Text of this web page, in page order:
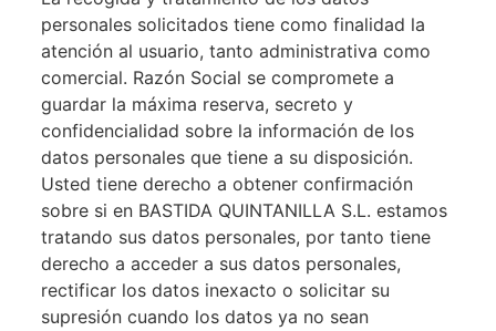
personales solicitados tiene como finalidad la
atención al usuario, tanto administrativa como
comercial. Razón Social se compromete a
guardar la máxima reserva, secreto y
confidencialidad sobre la información de los
datos personales que tiene a su disposición.
Usted tiene derecho a obtener confirmación
sobre si en BASTIDA QUINTANILLA S.L. estamos
tratando sus datos personales, por tanto tiene
derecho a acceder a sus datos personales,
rectificar los datos inexacto o solicitar su
supresión cuando los datos ya no sean